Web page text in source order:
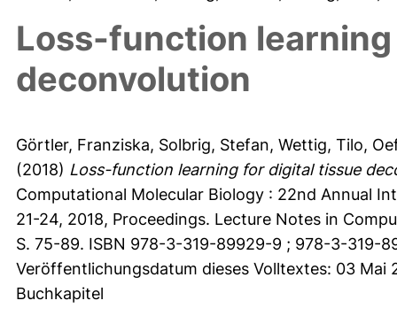
Loss-function
deconvolution
Görtler, Franziska, Solbrig, Stefan, Wettig, Tilo,
(2018) Loss-function learning for digital tissue
Computational Molecular Biology : 22nd Annual
21-24, 2018, Proceedings. Lecture Notes in
S. 75-89. ISBN 978-3-319-89929-9 ; 978-3-319-
Veröffentlichungsdatum dieses Volltextes: 03 Mai
Buchkapitel